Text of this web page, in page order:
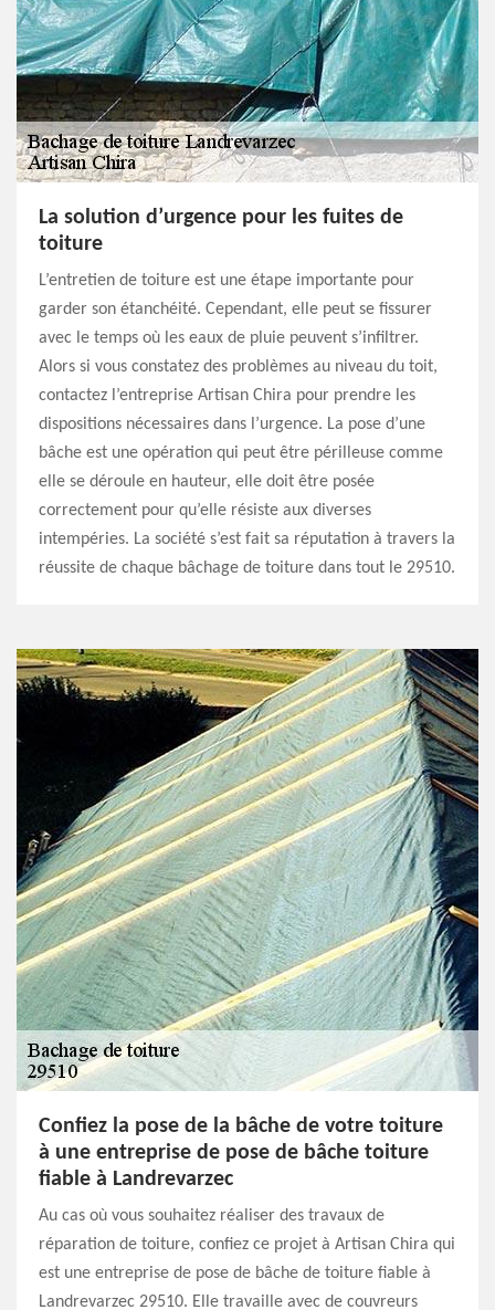
La solution d’urgence pour les fuites de
toiture
L’entretien de toiture est une étape importante pour
garder son étanchéité. Cependant, elle peut se fissurer
avec le temps où les eaux de pluie peuvent s’infiltrer.
Alors si vous constatez des problèmes au niveau du toit,
contactez l’entreprise Artisan Chira pour prendre les
dispositions nécessaires dans l’urgence. La pose d’une
bâche est une opération qui peut être périlleuse comme
elle se déroule en hauteur, elle doit être posée
correctement pour qu’elle résiste aux diverses
intempéries. La société s’est fait sa réputation à travers la
réussite de chaque bâchage de toiture dans tout le 29510.
Confiez la pose de la bâche de votre toiture
à une entreprise de pose de bâche toiture
fiable à Landrevarzec
Au cas où vous souhaitez réaliser des travaux de
réparation de toiture, confiez ce projet à Artisan Chira qui
est une entreprise de pose de bâche de toiture fiable à
Landrevarzec 29510. Elle travaille avec de couvreurs